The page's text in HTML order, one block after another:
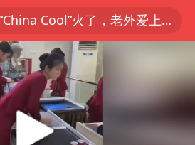
“China Cool”火了，老外爱上中国避暑游
云南一地村民过火把节意外灼伤16人
浙江海事局启动Ⅰ级防台应急响应
美国7月非农就业人数意外减少2.3万人